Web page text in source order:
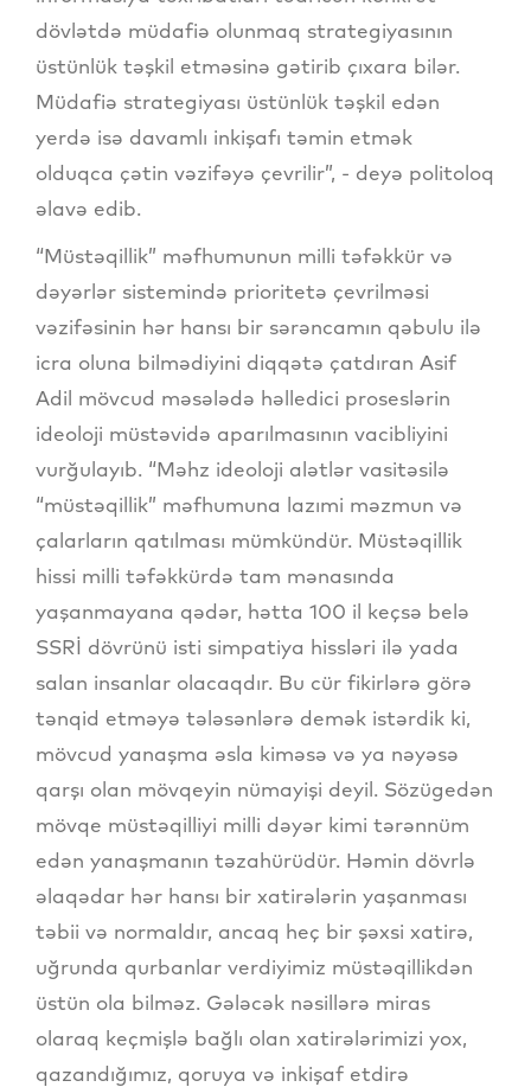
dövlətdə müdafiə olunmaq strategiyasının
üstünlük təşkil etməsinə gətirib çıxara bilər.
Müdafiə strategiyası üstünlük təşkil edən
yerdə isə davamlı inkişafı təmin etmək
olduqca çətin vəzifəyə çevrilir”, - deyə politoloq
əlavə edib.
“Müstəqillik” məfhumunun milli təfəkkür və
dəyərlər sistemində prioritetə çevrilməsi
vəzifəsinin hər hansı bir sərəncamın qəbulu ilə
icra oluna bilmədiyini diqqətə çatdıran Asif
Adil mövcud məsələdə həlledici proseslərin
ideoloji müstəvidə aparılmasının vacibliyini
vurğulayıb. “Məhz ideoloji alətlər vasitəsilə
“müstəqillik” məfhumuna lazımi məzmun və
çalarların qatılması mümkündür. Müstəqillik
hissi milli təfəkkürdə tam mənasında
yaşanmayana qədər, hətta 100 il keçsə belə
SSRİ dövrünü isti simpatiya hissləri ilə yada
salan insanlar olacaqdır. Bu cür fikirlərə görə
tənqid etməyə tələsənlərə demək istərdik ki,
mövcud yanaşma əsla kiməsə və ya nəyəsə
qarşı olan mövqeyin nümayişi deyil. Sözügedən
mövqe müstəqilliyi milli dəyər kimi tərənnüm
edən yanaşmanın təzahürüdür. Həmin dövrlə
əlaqədar hər hansı bir xatirələrin yaşanması
təbii və normaldır, ancaq heç bir şəxsi xatirə,
uğrunda qurbanlar verdiyimiz müstəqillikdən
üstün ola bilməz. Gələcək nəsillərə miras
olaraq keçmişlə bağlı olan xatirələrimizi yox,
qazandığımız, qoruya və inkişaf etdirə